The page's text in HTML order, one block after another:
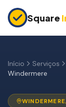
Square
Inspeção
Garantia 11
Início Serviços
Windermere
WINDERMERE